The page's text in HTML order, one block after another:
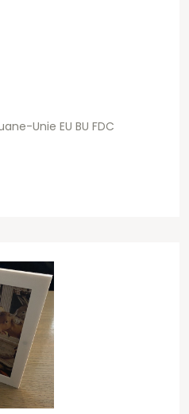
Unie EU BU FDC